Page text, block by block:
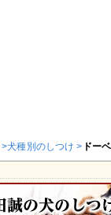
犬種別のしつけ ドー